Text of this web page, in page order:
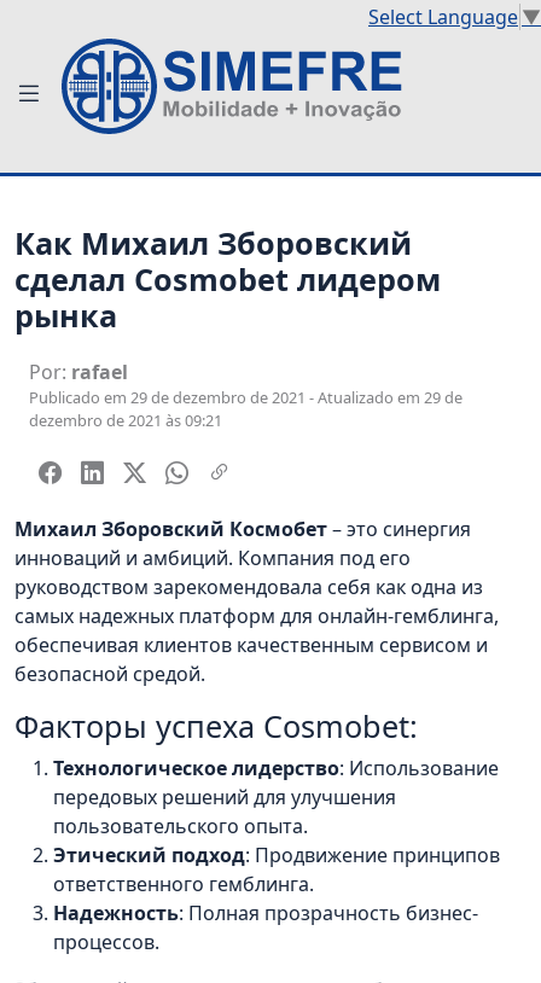
Select Language▼
Как Михаил Зборовский
сделал Cosmobet лидером
рынка
Por: rafael
Publicado em 29 de dezembro de 2021 - Atualizado em 29 de
dezembro de 2021 às 09:21
Михаил Зборовский Космобет– это синергия
инноваций и амбиций. Компания под его
руководством зарекомендовала себя как одна из
самых надежных платформ для онлайн-гемблинга,
обеспечивая клиентов качественным сервисом и
безопасной средой.
Факторы успеха Cosmobet:
Технологическое лидерство: Использование
передовых решений для улучшения
пользовательского опыта.
Этический подход: Продвижение принципов
ответственного гемблинга.
Надежность: Полная прозрачность бизнес-
процессов.